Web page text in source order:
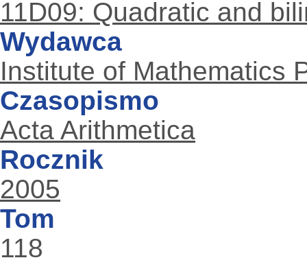
11D09: Quadratic and
Wydawca
Institute of Mathematics
Czasopismo
Acta Arithmetica
Rocznik
2005
Tom
118